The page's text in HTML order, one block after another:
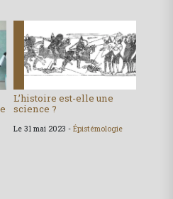
L’histoire est-elle une
science ?
Le 31 mai 2023 - Épistémologie